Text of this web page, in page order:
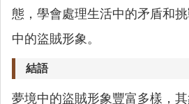
態，學會處理生活中的矛盾和
中的盜賊形象。
結語
夢境中的盜賊形象豐富多樣，